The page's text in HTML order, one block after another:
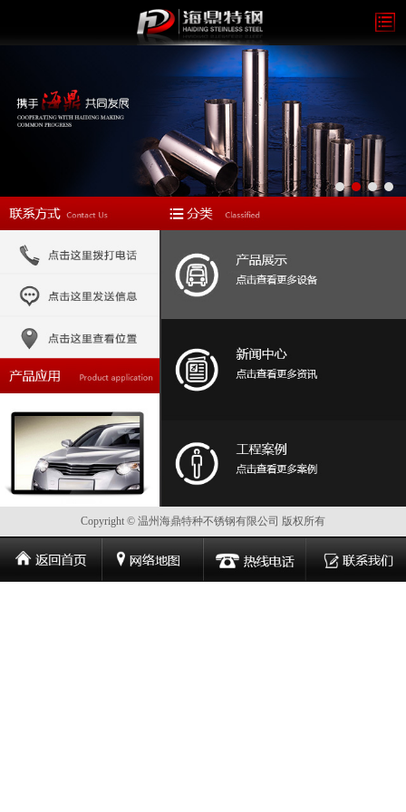
Copyright © 温州海鼎特种不锈钢有限公司 版权所有